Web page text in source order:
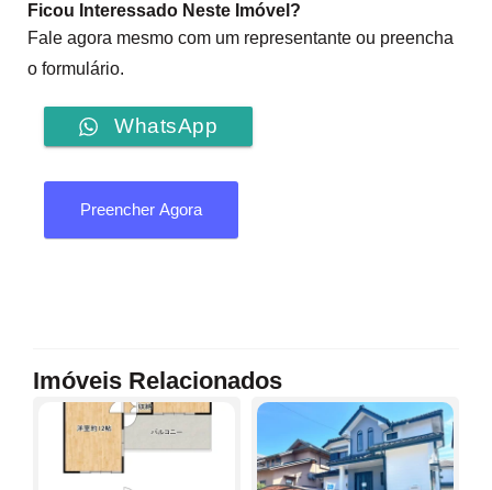
Ficou Interessado Neste Imóvel?
Fale agora mesmo com um representante ou preencha
o formulário.
WhatsApp
Preencher Agora
Imóveis Relacionados